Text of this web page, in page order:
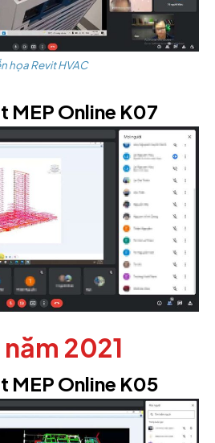
họa Revit HVAC
MEP Online K07
2021
MEP Online K05